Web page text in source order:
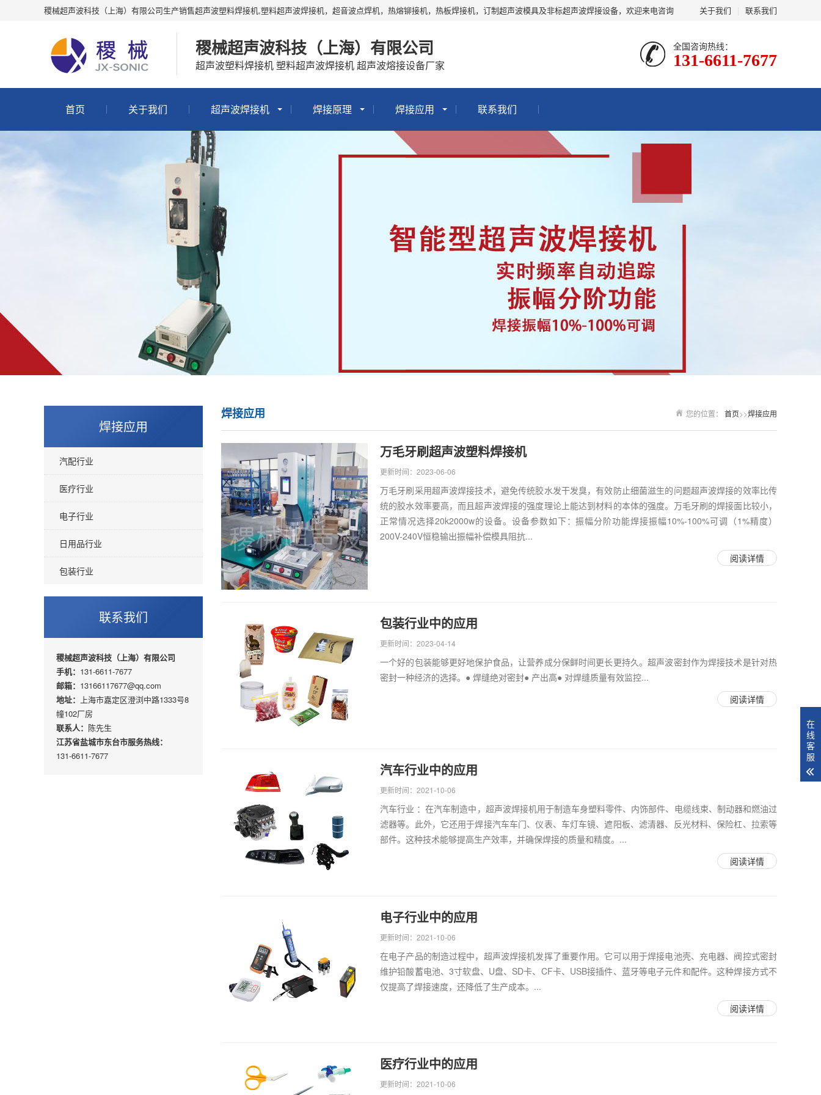
关于我们 联系我们
稷械超声波科技（上海）有限公司生产销售超声波塑料焊接机,塑料超声波焊接机，超音波点焊机，热熔铆接机，热板焊接机，订制超声波模具及非标超声波焊接设备，欢迎来电咨询
稷械超声波科技（上海）有限公司
超声波塑料焊接机 塑料超声波焊接机 超声波熔接设备厂家
全国咨询热线：
131-6611-7677
首页 关于我们 超声波焊接机 焊接原理 焊接应用 联系我们
焊接应用
汽配行业
医疗行业
电子行业
日用品行业
包装行业
联系我们
稷械超声波科技（上海）有限公司
手机： 131-6611-7677
邮箱： 13166117677@qq.com
地址：
上海市嘉定区澄浏中路1333号8
幢102厂房
联系人： 陈先生
江苏省盐城市东台市服务热线：
131-6611-7677
您的位置： 首页>>焊接应用
焊接应用
万毛牙刷超声波塑料焊接机
更新时间：2023-06-06
万毛牙刷采用超声波焊接技术，避免传统胶水发干发臭，有效防止细菌滋生的问题超声波焊接的效率比传
统的胶水效率要高，而且超声波焊接的强度理论上能达到材料的本体的强度。万毛牙刷的焊接面比较小，
正常情况选择20k2000w的设备。设备参数如下：振幅分阶功能焊接振幅10%-100%可调（1%精度）
200V-240V恒稳输出振幅补偿模具阻抗...
阅读详情
包装行业中的应用
更新时间：2023-04-14
一个好的包装能够更好地保护食品，让营养成分保鲜时间更长更持久。超声波密封作为焊接技术是针对热
密封一种经济的选择。● 焊缝绝对密封● 产出高● 对焊缝质量有效监控...
阅读详情
汽车行业中的应用
更新时间：2021-10-06
汽车行业 ：在汽车制造中，超声波焊接机用于制造车身塑料零件、内饰部件、电缆线束、制动器和燃油过
滤器等。此外，它还用于焊接汽车车门、仪表、车灯车镜、遮阳板、滤清器、反光材料、保险杠、拉索等
部件。这种技术能够提高生产效率，并确保焊接的质量和精度。...
阅读详情
电子行业中的应用
更新时间：2021-10-06
在电子产品的制造过程中，超声波焊接机发挥了重要作用。它可以用于焊接电池壳、充电器、阀控式密封
维护铅酸蓄电池、3寸软盘、U盘、SD卡、CF卡、USB接插件、蓝牙等电子元件和配件。这种焊接方式不
仅提高了焊接速度，还降低了生产成本。...
阅读详情
医疗行业中的应用
更新时间：2021-10-06
在
线
客
服